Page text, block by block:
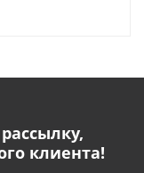
клиента!